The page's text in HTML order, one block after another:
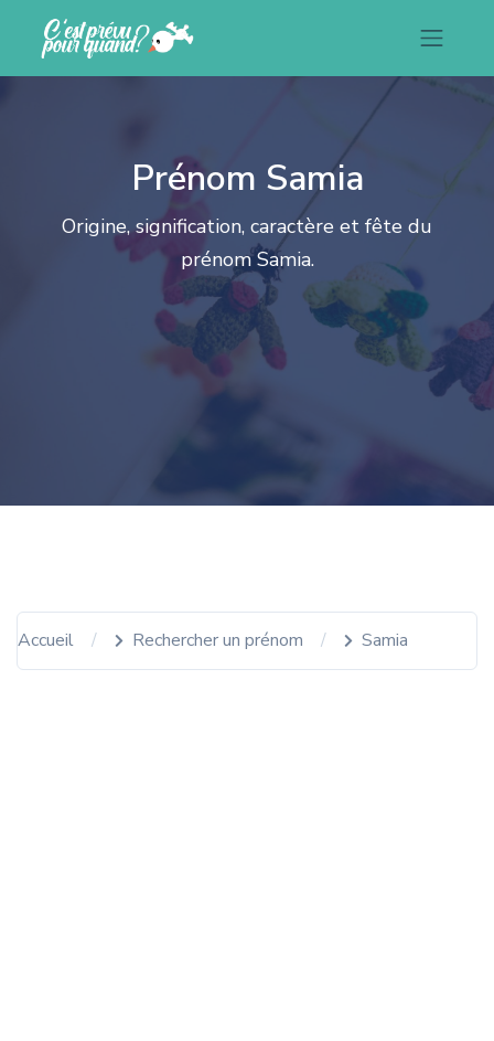
Prénom Samia
Origine, signification, caractère et fête du
prénom Samia.
Accueil Rechercher un prénom Samia